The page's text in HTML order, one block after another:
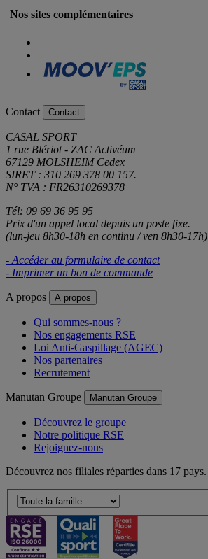
Nos sites complémentaires
Contact Contact
CASAL SPORT
1 rue Blériot - ZAC Activéum
67129 MOLSHEIM Cedex
SIRET : 310 269 378 00 157.
N° TVA : FR26310269378
Tél: 09 69 36 95 95
Prix d'un appel local depuis un poste fixe.
(lun-jeu 8h30-18h en continu / ven 8h30-17h)
- Accéder au formulaire de contact
- Imprimer un bon de commande
A propos A propos
Qui sommes-nous ?
Nos engagements RSE
Loi Anti-Gaspillage (AGEC)
Nos partenaires
Recrutement
Manutan Groupe Manutan Groupe
Découvrez le groupe
Notre politique RSE
Rejoignez-nous
Découvrez nos filiales réparties dans 17 pays.